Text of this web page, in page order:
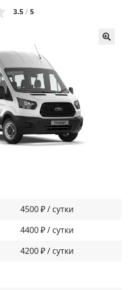
3.5 / 5
4500 ₽ / сутки
4400 ₽ / сутки
4200 ₽ / сутки